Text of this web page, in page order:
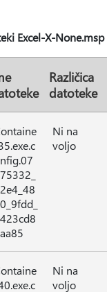
Excel-X-None.msp
Različica
datoteke
Ni na
voljo
Ni na
voljo